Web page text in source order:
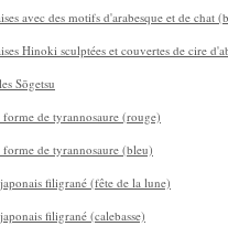
Sakura
porcelaine de Kutani avec des motifs de
avec des motifs d'arabesque et de chat
avec des motifs d'arabesque et de chat
Hinoki sculptées et couvertes de cire
Sōgetsu
de tyrannosaure (rouge)